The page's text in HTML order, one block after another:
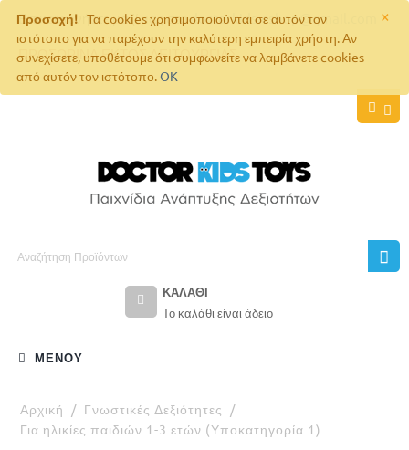
×
Προσοχή! Τα cookies χρησιμοποιούνται σε αυτόν τον
ιστότοπο για να παρέχουν την καλύτερη εμπειρία χρήστη. Αν
συνεχίσετε, υποθέτουμε ότι συμφωνείτε να λαμβάνετε cookies
από αυτόν τον ιστότοπο.OK
Επικοινωνήστε μαζί μας στοdoctorkids.eshop@gmail.com
ΠΡΟΣΩΡΙΝΑ ΕΚΤΟΣ ΛΕΙΤΟΥΡΓΙΑΣ
ΚΑΛΆΘΙ
Το καλάθι είναι άδειο
ΜΕΝΟΎ
Αρχική / Γνωστικές Δεξιότητες
/
Για ηλικίες παιδιών 1-3 ετών (Υποκατηγορία 1)